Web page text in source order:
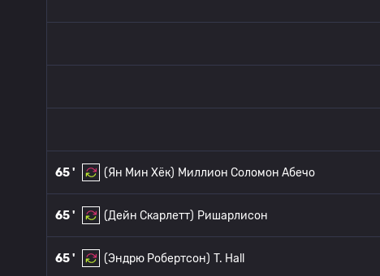
65 ' (Ян Мин Хёк) Миллион Соломон Абечо
65 ' (Дейн Скарлетт) Ришарлисон
65 ' (Эндрю Робертсон) T. Hall